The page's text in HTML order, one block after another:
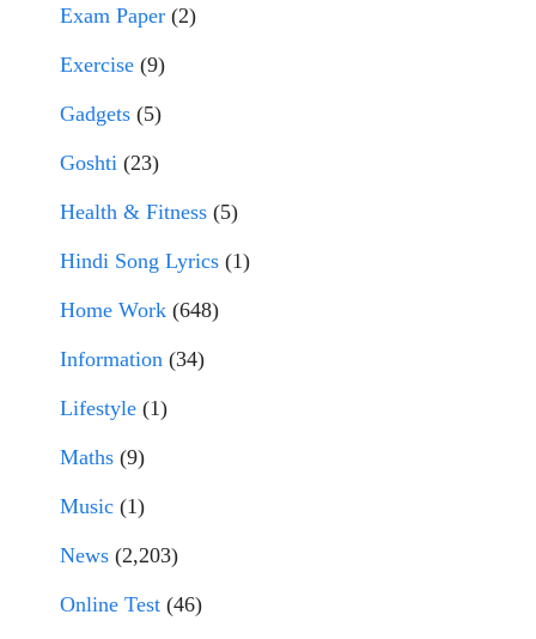
Exam Paper (2)
Exercise (9)
Gadgets (5)
Goshti (23)
Health & Fitness (5)
Hindi Song Lyrics (1)
Home Work (648)
Information (34)
Lifestyle (1)
Maths (9)
Music (1)
News (2,203)
Online Test (46)